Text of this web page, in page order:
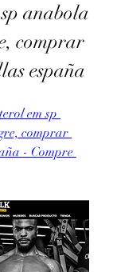
anabola
comprar
españa
em sp
comprar
- Compre